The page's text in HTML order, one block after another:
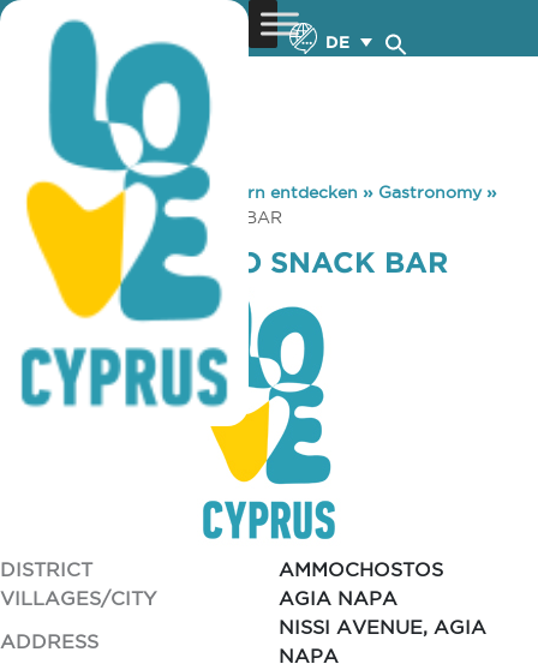
DE
You are here: Home »Zypern entdecken » Gastronomy»
PARKO PALIATSO SNACK BAR
PARKO PALIATSO SNACK BAR
DISTRICT
AMMOCHOSTOS
VILLAGES/CITY
AGIA NAPA
ADDRESS
NISSI AVENUE, AGIA
NAPA